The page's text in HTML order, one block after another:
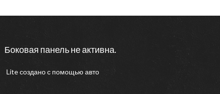
Боковая панель не активна.
Liteсоздано с помощью авто